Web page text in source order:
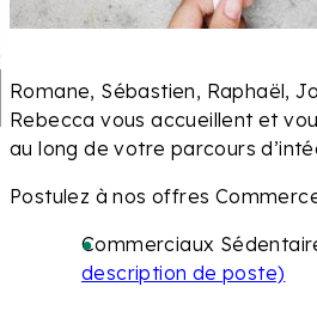
Romane, Sébastien, Raphaël,
Rebecca vous accueillent et
au long de votre parcours
Postulez à nos offres
Commerciaux
description de poste)